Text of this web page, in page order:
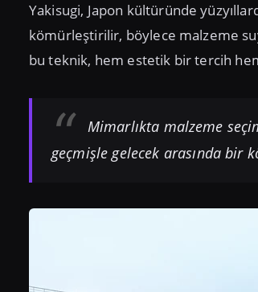
Yakisugi, Japon kültüründe
kömürleştirilir, böylece malzeme
bu teknik, hem estetik bir tercih
Mimarlıkta malzeme
geçmişle gelecek arasında bir